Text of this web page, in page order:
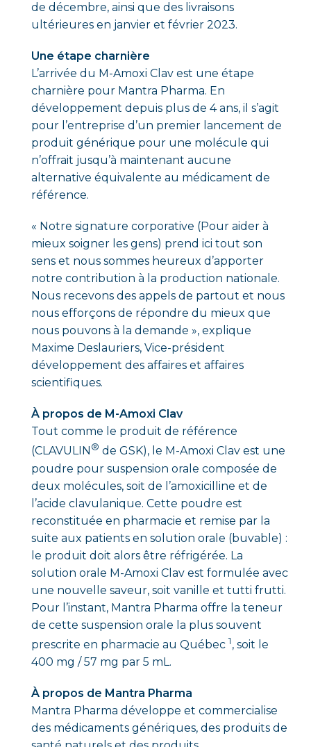
de décembre, ainsi que des livraisons
ultérieures en janvier et février 2023.
Une étape charnière
L’arrivée du M-Amoxi Clav est une étape
charnière pour Mantra Pharma. En
développement depuis plus de 4 ans, il s’agit
pour l’entreprise d’un premier lancement de
produit générique pour une molécule qui
n’offrait jusqu’à maintenant aucune
alternative équivalente au médicament de
référence.
« Notre signature corporative (Pour aider à
mieux soigner les gens) prend ici tout son
sens et nous sommes heureux d’apporter
notre contribution à la production nationale.
Nous recevons des appels de partout et nous
nous efforçons de répondre du mieux que
nous pouvons à la demande », explique
Maxime Deslauriers, Vice-président
développement des affaires et affaires
scientifiques.
À propos de M-Amoxi Clav
Tout comme le produit de référence
(CLAVULIN ® de GSK), le M-Amoxi Clav est une
poudre pour suspension orale composée de
deux molécules, soit de l’amoxicilline et de
l’acide clavulanique. Cette poudre est
reconstituée en pharmacie et remise par la
suite aux patients en solution orale (buvable) :
le produit doit alors être réfrigérée. La
solution orale M-Amoxi Clav est formulée avec
une nouvelle saveur, soit vanille et tutti frutti.
Pour l’instant, Mantra Pharma offre la teneur
de cette suspension orale la plus souvent
prescrite en pharmacie au Québec 1, soit le
400 mg / 57 mg par 5 mL.
À propos de Mantra Pharma
Mantra Pharma développe et commercialise
des médicaments génériques, des produits de